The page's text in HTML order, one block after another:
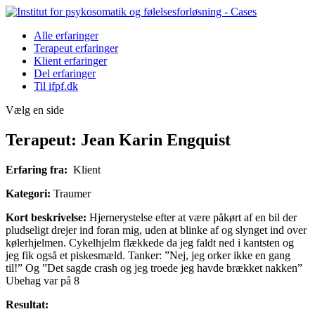
Alle erfaringer
Terapeut erfaringer
Klient erfaringer
Del erfaringer
Til ifpf.dk
Vælg en side
Terapeut: Jean Karin Engquist
Erfaring fra: Klient
Kategori: Traumer
Kort beskrivelse: Hjernerystelse efter at være påkørt af en bil der
pludseligt drejer ind foran mig, uden at blinke af og slynget ind over
kølerhjelmen. Cykelhjelm flækkede da jeg faldt ned i kantsten og
jeg fik også et piskesmæld. Tanker: ”Nej, jeg orker ikke en gang
til!” Og ”Det sagde crash og jeg troede jeg havde brækket nakken”
Ubehag var på 8
Resultat: